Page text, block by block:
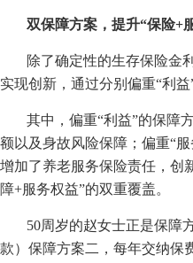
双保障方案，提升“保险+
除了确定性的生存保险金
实现创新，通过分别偏重“利
其中，偏重“利益”的保障
额以及身故风险保障；偏重“
增加了养老服务保险责任，创
障+服务权益”的双重覆盖。
50周岁的赵女士正是保障
款）保障方案二，每年交纳保